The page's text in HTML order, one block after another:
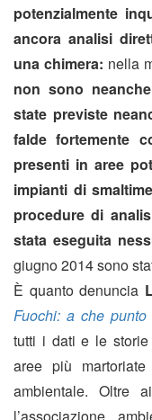
potenzialmente
ancora analisi
una chimera: nella
non sono
state previste
falde fortemente
presenti in aree
impianti di
procedure di
stata eseguita
giugno 2014 sono
È quanto denuncia
Fuochi: a che punto
tutti i dati e le
aree più
ambientale. Oltre